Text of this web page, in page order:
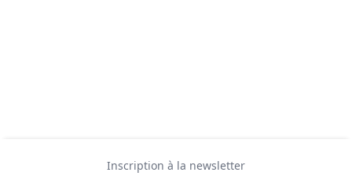
Inscription à la newsletter